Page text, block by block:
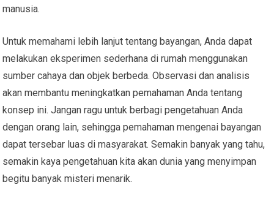
manusia.
Untuk memahami lebih lanjut tentang bayangan, Anda dapat
melakukan eksperimen sederhana di rumah menggunakan
sumber cahaya dan objek berbeda. Observasi dan analisis
akan membantu meningkatkan pemahaman Anda tentang
konsep ini. Jangan ragu untuk berbagi pengetahuan Anda
dengan orang lain, sehingga pemahaman mengenai bayangan
dapat tersebar luas di masyarakat. Semakin banyak yang tahu,
semakin kaya pengetahuan kita akan dunia yang menyimpan
begitu banyak misteri menarik.